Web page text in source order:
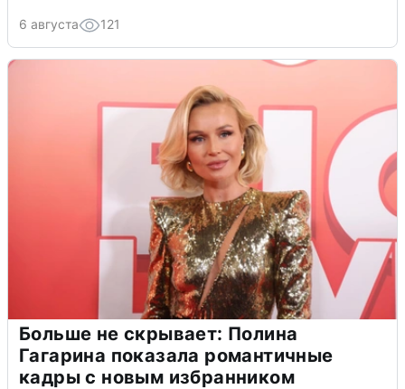
6 августа 121
Больше не скрывает: Полина
Гагарина показала романтичные
кадры с новым избранником